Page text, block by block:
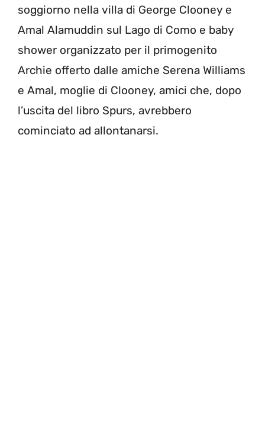
soggiorno nella villa di George Clooney e
Amal Alamuddin sul Lago di Como e baby
shower organizzato per il primogenito
Archie offerto dalle amiche Serena Williams
e Amal, moglie di Clooney, amici che, dopo
l’uscita del libro Spurs, avrebbero
cominciato ad allontanarsi.